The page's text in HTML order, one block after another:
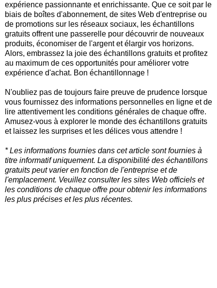
expérience passionnante et enrichissante. Que ce soit par le
biais de boîtes d'abonnement, de sites Web d'entreprise ou
de promotions sur les réseaux sociaux, les échantillons
gratuits offrent une passerelle pour découvrir de nouveaux
produits, économiser de l'argent et élargir vos horizons.
Alors, embrassez la joie des échantillons gratuits et profitez
au maximum de ces opportunités pour améliorer votre
expérience d'achat. Bon échantillonnage !
N'oubliez pas de toujours faire preuve de prudence lorsque
vous fournissez des informations personnelles en ligne et de
lire attentivement les conditions générales de chaque offre.
Amusez-vous à explorer le monde des échantillons gratuits
et laissez les surprises et les délices vous attendre !
* Les informations fournies dans cet article sont fournies à
titre informatif uniquement. La disponibilité des échantillons
gratuits peut varier en fonction de l'entreprise et de
l'emplacement. Veuillez consulter les sites Web officiels et
les conditions de chaque offre pour obtenir les informations
les plus précises et les plus récentes.